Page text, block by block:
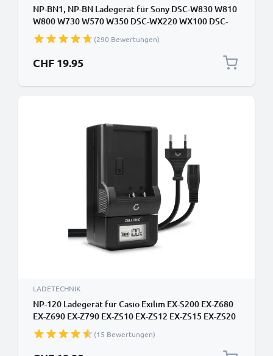
NP-BN1, NP-BN Ladegerät für Sony DSC-W830 W810
W800 W730 W570 W350 DSC-WX220 WX100 DSC-
QX10 Kamera-Akkus von CELLONIC
(290 Bewertungen)
CHF 19.95
LADETECHNIK
NP-120 Ladegerät für Casio Exilim EX-S200 EX-Z680
EX-Z690 EX-Z790 EX-ZS10 EX-ZS12 EX-ZS15 EX-ZS20
EX-ZS30 Kamera-Akkus von CELLONIC
(15 Bewertungen)